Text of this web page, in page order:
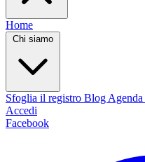
Home
Chi siamo
Sfoglia il registro Blog Agenda
Accedi
Facebook